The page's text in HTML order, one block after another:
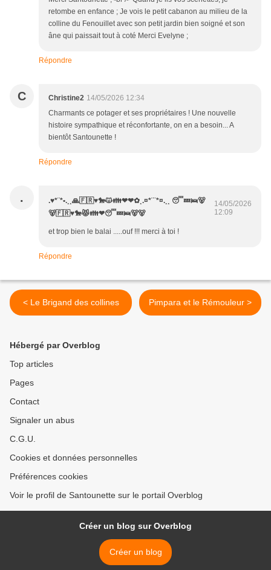
retombe en enfance ; Je vois le petit cabanon au milieu de la
colline du Fenouillet avec son petit jardin bien soigné et son
âne qui paissait tout à coté Merci Evelyne ;
Répondre
C Christine2 14/05/2026 12:34
Charmants ce potager et ses propriétaires ! Une nouvelle
histoire sympathique et réconfortante, on en a besoin... A
bientôt Santounette !
Répondre
.
.♥*¨*•.¸¸🙏🇫🇷♥️🐎😾👪❤❤✿¸.¤*¨¨*¤.¸¸ 😴💤🛌🐻
🐻🇫🇷♥️🐎😾👪❤😴💤🛌🐻🐻
14/05/2026
12:09
et trop bien le balai .....ouf !!! merci à toi !
Répondre
< Le Brigand des collines Pimpara et le Rémouleur >
Hébergé par Overblog
Top articles
Pages
Contact
Signaler un abus
C.G.U.
Cookies et données personnelles
Préférences cookies
Voir le profil de Santounette sur le portail Overblog
Créer un blog sur Overblog
Créer un blog